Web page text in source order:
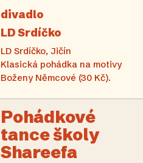
divadlo
LD Srdíčko
LD Srdíčko, Jičín
Klasická pohádka na motivy
Boženy Němcové (30 Kč).
Pohádkové
tance školy
Shareefa